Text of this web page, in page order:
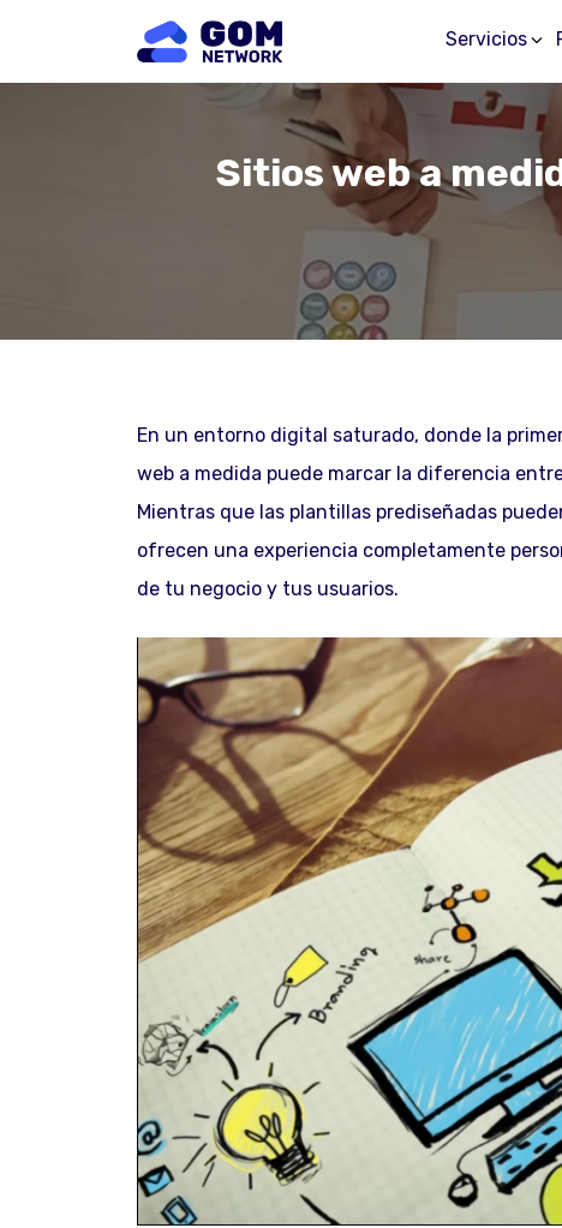
Servicios
Sitios web a
En un entorno digital saturado, donde la
web a medida puede marcar la diferencia
Mientras que las plantillas prediseñadas
ofrecen una experiencia completamente
de tu negocio y tus usuarios.